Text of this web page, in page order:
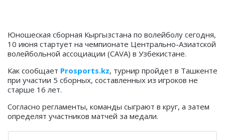
Юношеская сборная Кыргызстана по волейболу сегодня,
10 июня стартует на чемпионате Центрально-Азиатской
волейбольной ассоциации (CAVA) в Узбекистане.
Как сообщает Prosports.kz, турнир пройдет в Ташкенте
при участии 5 сборных, составленных из игроков не
старше 16 лет.
Согласно регламенты, команды сыграют в круг, а затем
определят участников матчей за медали.